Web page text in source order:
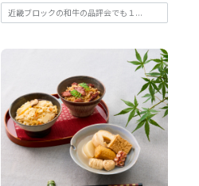
近畿ブロックの和牛の品評会でも１...